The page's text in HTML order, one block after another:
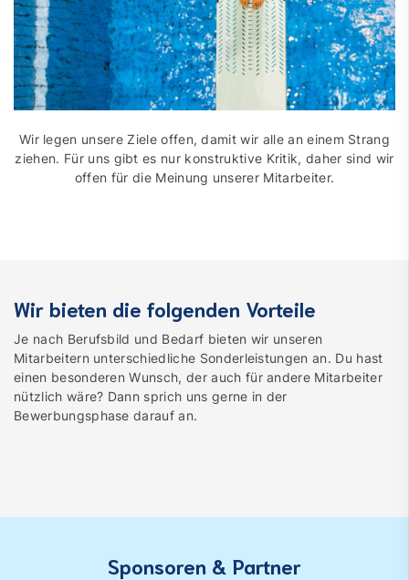
Wir legen unsere Ziele offen, damit wir alle an einem Strang
ziehen. Für uns gibt es nur konstruktive Kritik, daher sind wir
offen für die Meinung unserer Mitarbeiter.
Wir bieten die folgenden Vorteile
Je nach Berufsbild und Bedarf bieten wir unseren
Mitarbeitern unterschiedliche Sonderleistungen an. Du hast
einen besonderen Wunsch, der auch für andere Mitarbeiter
nützlich wäre? Dann sprich uns gerne in der
Bewerbungsphase darauf an.
Sponsoren & Partner